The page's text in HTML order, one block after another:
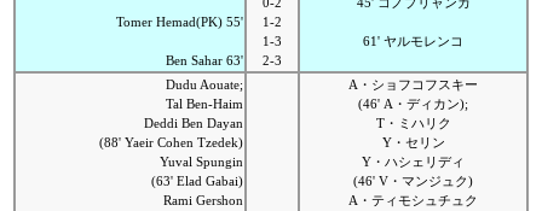
Tomer Hemad(PK) 55'
Ben Sahar 63'
1-2
1-3
2-3
61' ヤルモレンコ
Dudu Aouate;
Tal Ben-Haim
Deddi Ben Dayan
(88' Yaeir Cohen Tzedek)
Yuval Spungin
(63' Elad Gabai)
Rami Gershon
A・ショフコフスキー
(46' A・ディカン);
T・ミハリク
Y・セリン
Y・ハシェリディ
(46' V・マンジュク)
A・ティモシュチュク